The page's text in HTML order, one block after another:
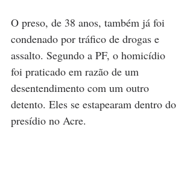
O preso, de 38 anos, também já foi
condenado por tráfico de drogas e
assalto. Segundo a PF, o homicídio
foi praticado em razão de um
desentendimento com um outro
detento. Eles se estapearam dentro do
presídio no Acre.